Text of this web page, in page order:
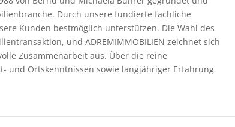
Durch unsere fundierte fachliche
Kunden bestmöglich unterstützen. Die Wahl des
und ADREMIMMOBILIEN zeichnet sich
Zusammenarbeit aus. Über die reine
und Ortskenntnissen sowie langjähriger Erfahrung